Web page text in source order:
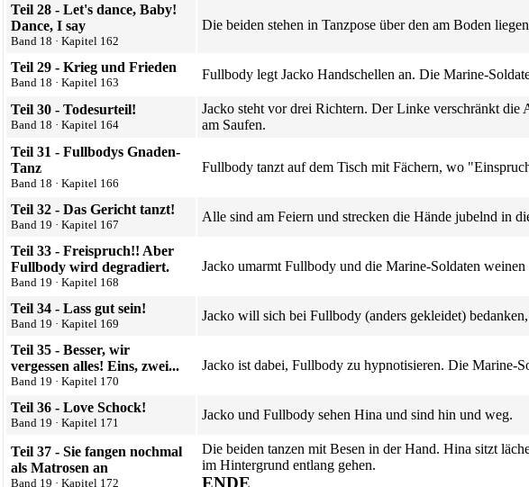
Teil 28 - Let's dance, Baby!
Dance, I say
Band 18 · Kapitel 162
Die beiden stehen in Tanzpose über den am Boden
Teil 29 - Krieg und Frieden
Band 18 · Kapitel 163
Fullbody legt Jacko Handschellen an. Die Marine-
Teil 30 - Todesurteil!
Band 18 · Kapitel 164
Jacko steht vor drei Richtern. Der Linke verschränkt
am Saufen.
Teil 31 - Fullbodys Gnaden-
Tanz
Band 18 · Kapitel 166
Fullbody tanzt auf dem Tisch mit Fächern, wo
Teil 32 - Das Gericht tanzt!
Band 19 · Kapitel 167
Alle sind am Feiern und strecken die Hände jubelnd in
Teil 33 - Freispruch!! Aber
Fullbody wird degradiert.
Band 19 · Kapitel 168
Jacko umarmt Fullbody und die Marine-Soldaten weinen
Teil 34 - Lass gut sein!
Band 19 · Kapitel 169
Jacko will sich bei Fullbody (anders gekleidet)
Teil 35 - Besser, wir
vergessen alles! Eins, zwei...
Band 19 · Kapitel 170
Jacko ist dabei, Fullbody zu hypnotisieren. Die Marine-
Teil 36 - Love Schock!
Band 19 · Kapitel 171
Jacko und Fullbody sehen Hina und sind hin und weg.
Teil 37 - Sie fangen nochmal
als Matrosen an
Band 19 · Kapitel 172
Die beiden tanzen mit Besen in der Hand. Hina sitzt
im Hintergrund entlang gehen.
ENDE
Diese Seite wurde zuletzt am 5. Juli 2019 um 14:01 Uhr geändert.
Powered byComputer-Base